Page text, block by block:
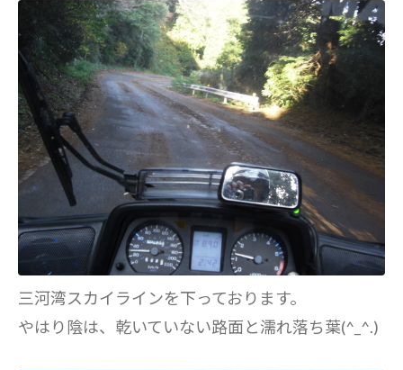
三河湾スカイラインを下っております。
やはり陰は、乾いていない路面と濡れ落ち葉(^_^.)